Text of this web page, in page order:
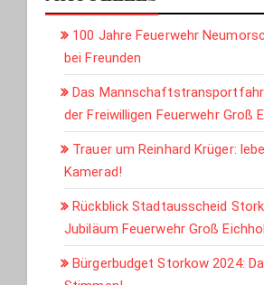
100 Jahre Feuerwehr
bei Freunden
Das
der Freiwilligen Feuerwehr Groß
Trauer um Reinhard Krüger:
Kamerad!
Rückblick Stadtausscheid
Jubiläum Feuerwehr Groß
Bürgerbudget Storkow 2024: